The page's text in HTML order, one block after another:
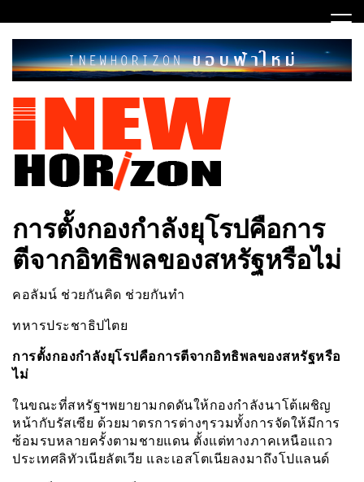
to
content
INEWHORIZON
การตั้งกองกำลังยุโรปคือการ
ตีจากอิทธิพลของสหรัฐหรือไม่
คอลัมน์ ช่วยกันคิด ช่วยกันทำ
ทหารประชาธิปไตย
การตั้งกองกำลังยุโรปคือการตีจากอิทธิพลของสหรัฐหรือ
ไม่
ในขณะที่สหรัฐฯพยายามกดดันให้กองกำลังนาโต้เผชิญ
หน้ากับรัสเซีย ด้วยมาตรการต่างๆรวมทั้งการจัดให้มีการ
ซ้อมรบหลายครั้งตามชายแดน ตั้งแต่ทางภาคเหนือแถว
ประเทศลิทัวเนียลัตเวีย และเอสโตเนียลงมาถึงโปแลนด์